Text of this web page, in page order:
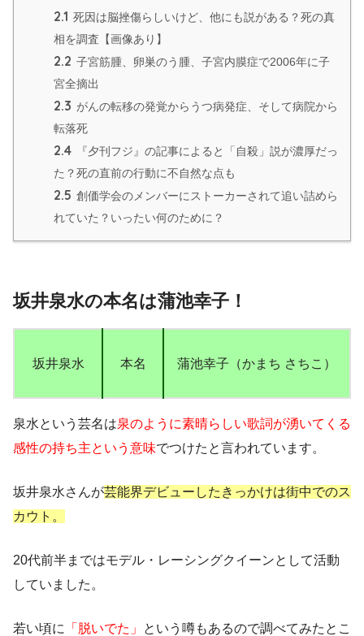
2.1 死因は脳挫傷らしいけど、他にも説がある？死の真
相を調査【画像あり】
2.2 子宮筋腫、卵巣のう腫、子宮内膜症で2006年に子
宮全摘出
2.3 がんの転移の発覚からうつ病発症、そして病院から
転落死
2.4
『夕刊フジ』の記事によると「自殺」説が濃厚だっ
た？死の直前の行動に不自然な点も
2.5 創価学会のメンバーにストーカーされて追い詰めら
れていた？いったい何のために？
坂井泉水の本名は蒲池幸子！
坂井泉水 本名 蒲池幸子（かまち さちこ）
泉水という芸名は泉のように素晴らしい歌詞が湧いてくる
感性の持ち主という意味でつけたと言われています。
坂井泉水さんが芸能界デビューしたきっかけは街中でのス
カウト。
20代前半まではモデル・レーシングクイーンとして活動
していました。
若い頃に 「脱いでた」
という噂もあるので調べてみたとこ